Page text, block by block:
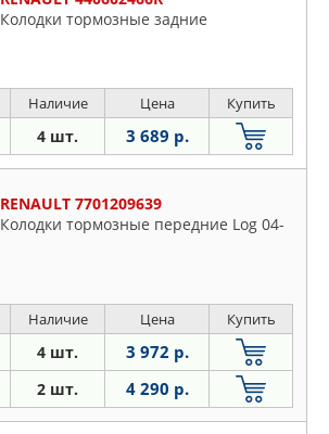
Колодки тормозные задние
Наличие Цена Купить
4 шт. 3 689 р.
RENAULT 7701209639
Колодки тормозные передние Log 04-
Наличие Цена Купить
4 шт. 3 972 р.
2 шт. 4 290 р.